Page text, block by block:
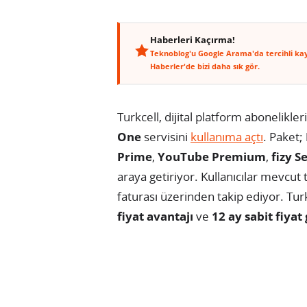
Haberleri Kaçırma!
Teknoblog'u Google Arama'da tercihli
Haberler'de bizi daha sık gör.
Turkcell, dijital platform
One servisini kullanıma açtı. Paket;
Prime, YouTube Premium, fizy
araya getiriyor. Kullanıcılar
faturası üzerinden takip ediyor.
fiyat avantajı ve 12 ay sabit fiyat